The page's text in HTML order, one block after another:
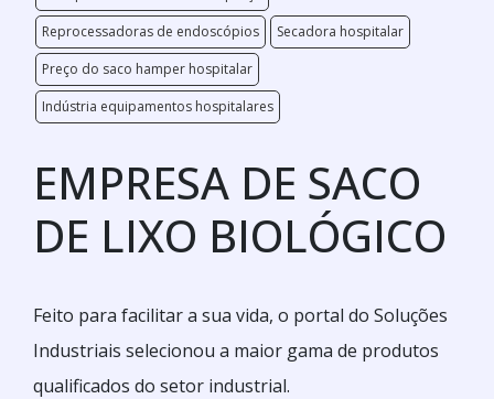
Reprocessadoras de endoscópios
Secadora hospitalar
Preço do saco hamper hospitalar
Indústria equipamentos hospitalares
EMPRESA DE SACO
DE LIXO BIOLÓGICO
Feito para facilitar a sua vida, o portal do Soluções
Industriais selecionou a maior gama de produtos
qualificados do setor industrial.